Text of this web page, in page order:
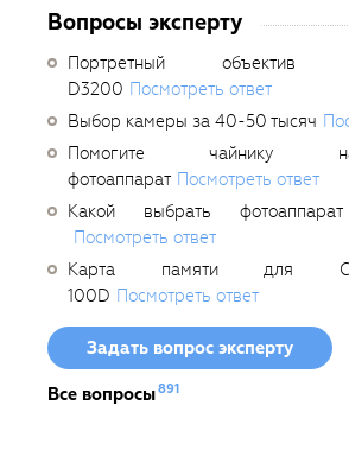
Вопросы эксперту
Портретный
D3200 Посмотреть ответ
Выбор камеры за 40-50 тысяч
Помогите чайнику
фотоаппарат Посмотреть ответ
Какой выбрать
Посмотреть ответ
Карта памяти для
100D Посмотреть ответ
Задать вопрос эксперту
Все вопросы891